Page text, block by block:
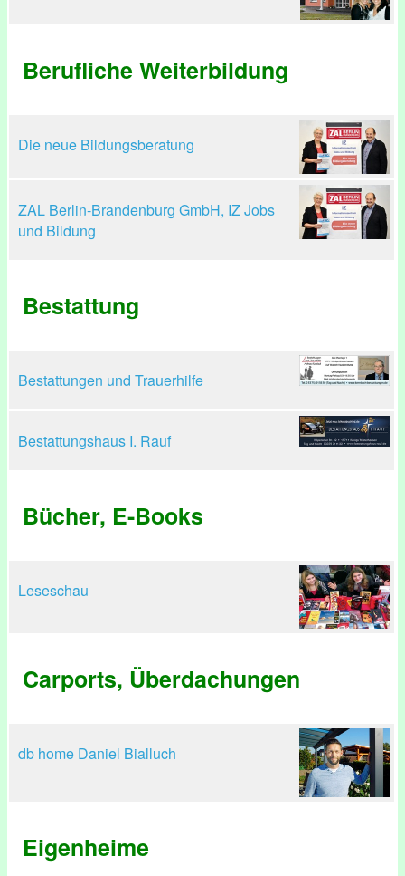
Berufliche Weiterbildung
Die neue Bildungsberatung
ZAL Berlin-Brandenburg GmbH, IZ Jobs
und Bildung
Bestattung
Bestattungen und Trauerhilfe
Bestattungshaus I. Rauf
Bücher, E-Books
Leseschau
Carports, Überdachungen
db home Daniel Bialluch
Eigenheime